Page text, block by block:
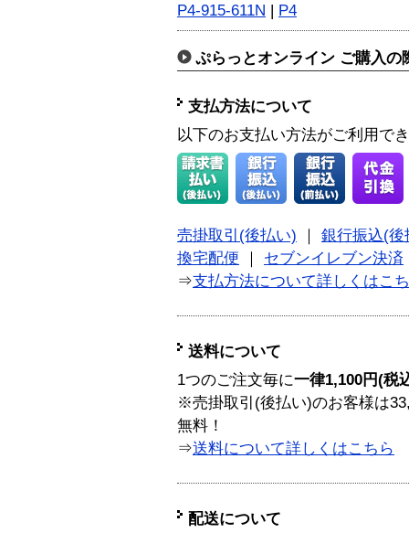
P4-915-611N | P4
ぷらっとオンライン ご購入の
支払方法について
以下のお支払い方法がご利用で
売掛取引(後払い) ｜ 銀行振込(後
換宅配便 ｜ セブンイレブン決済
⇒支払方法について詳しくはこ
送料について
1つのご注文毎に一律1,100円(税
※売掛取引(後払い)のお客様は
無料！
⇒送料について詳しくはこちら
配送について